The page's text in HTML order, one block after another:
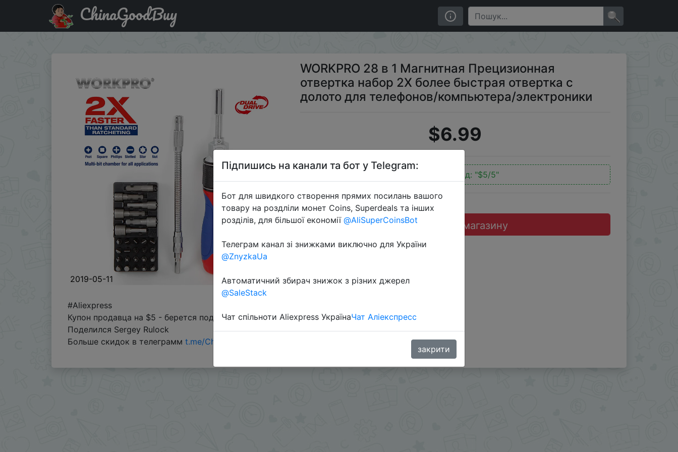
Код на знижку $5/5 WORKPRO 28 в 1 Магнитная Прецизионная отвертка набор 2X более быстрая отвертка с долото для телефонов/компьютера/электроники
ChinaGoodBuy
2019-05-11
WORKPRO 28 в 1 Магнитная Прецизионная
отвертка набор 2X более быстрая отвертка с
долото для телефонов/компьютера/электроники
$6.99
Промокод: "$5/5"
Перейти до магазину
#Aliexpress
Купон продавца на $5 - берется под кнопкой добавления товара в корзину.
Поделился Sergey Rulock
Больше скидок в телеграмм t.me/ChinaGoodBuy
Підпишись на канали та бот у Telegram:
Бот для швидкого створення прямих посилань вашого
товару на роздліли монет Coins, Superdeals та інших
розділів, для більшої економії @AliSuperCoinsBot
Телеграм канал зі знижками виключно для України
@ZnyzkaUa
Автоматичний збирач знижок з різних джерел
@SaleStack
Чат спільноти Aliexpress УкраїнаЧат Аліекспресс
закрити